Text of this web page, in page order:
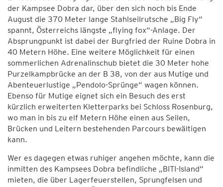
der Kampsee Dobra dar, über den sich noch bis Ende
August die 370 Meter lange Stahlseilrutsche „Big Fly“
spannt, Österreichs längste „flying fox“-Anlage. Der
Absprungpunkt ist dabei der Burgfried der Ruine Dobra in
40 Metern Höhe. Eine weitere Möglichkeit für einen
sommerlichen Adrenalinschub bietet die 30 Meter hohe
Purzelkampbrücke an der B 38, von der aus Mutige und
Abenteuerlustige „Pendolo-Sprünge“ wagen können.
Ebenso für Mutige eignet sich ein Besuch des erst
kürzlich erweiterten Kletterparks bei Schloss Rosenburg,
wo man in bis zu elf Metern Höhe einen aus Seilen,
Brücken und Leitern bestehenden Parcours bewältigen
kann.
Wer es dagegen etwas ruhiger angehen möchte, kann die
inmitten des Kampsees Dobra befindliche „BITI-Island“
mieten, die über Lagerfeuerstellen, Sprungfelsen und